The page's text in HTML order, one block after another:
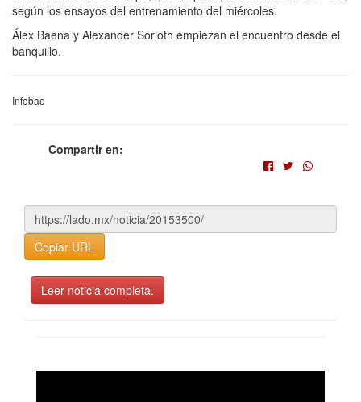
según los ensayos del entrenamiento del miércoles.
Álex Baena y Alexander Sorloth empiezan el encuentro desde el
banquillo.
Infobae
Compartir en:
Copiar URL
Leer noticia completa.